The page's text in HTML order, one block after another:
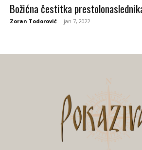
Božićna čestitka
Zoran Todorović - jan 7, 2022